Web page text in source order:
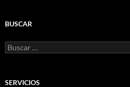
BUSCAR
Buscar:
SERVICIOS